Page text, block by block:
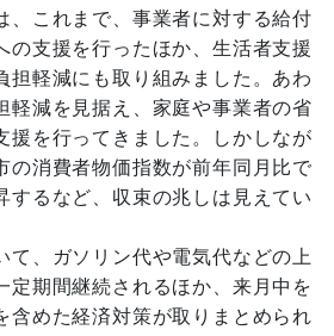
、これまで、事業者に対する給付
の支援を行ったほか、生活者支援
担軽減にも取り組みました。あわ
軽減を見据え、家庭や事業者の省
援を行ってきました。しかしなが
の消費者物価指数が前年同月比で
するなど、収束の兆しは見えてい
て、ガソリン代や電気代などの上
定期間継続されるほか、来月中を
含めた経済対策が取りまとめられ